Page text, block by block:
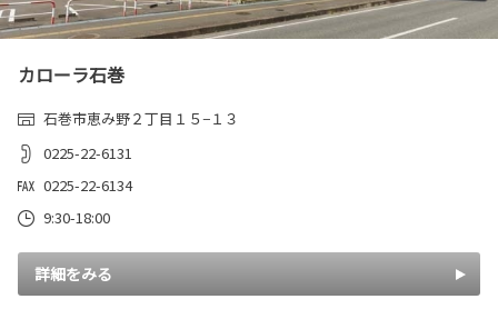
カローラ石巻
石巻市恵み野２丁目１５−１３
0225-22-6131
0225-22-6134
9:30-18:00
詳細をみる